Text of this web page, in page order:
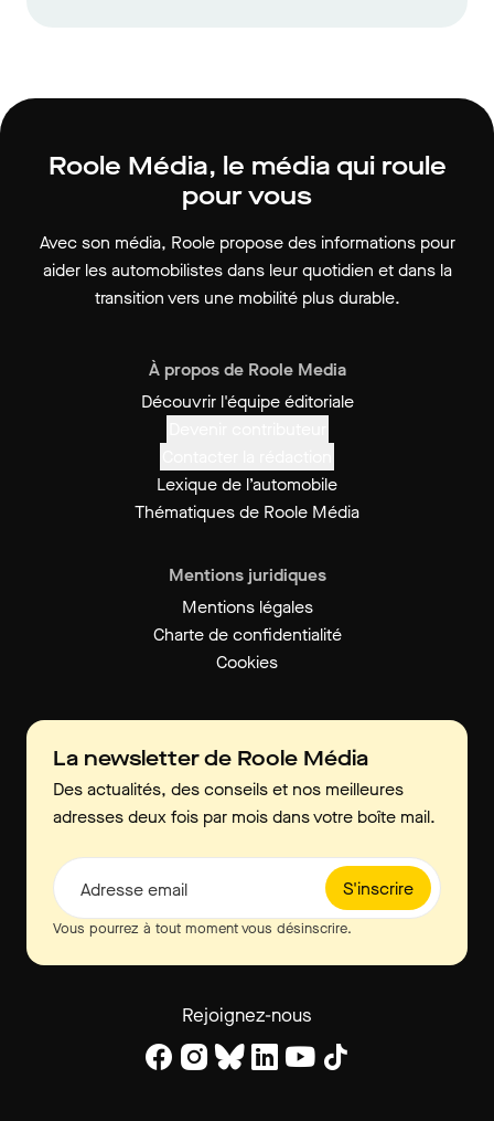
Roole Média, le média qui roule
pour vous
Avec son média, Roole propose des informations pour
aider les automobilistes dans leur quotidien et dans la
transition vers une mobilité plus durable.
À propos de Roole Media
Découvrir l'équipe éditoriale
Lexique de l’automobile
Thématiques de Roole Média
Mentions juridiques
Mentions légales
Charte de confidentialité
Cookies
La newsletter de Roole Média
Des actualités, des conseils et nos meilleures
adresses deux fois par mois dans votre boîte mail.
S'inscrire
Adresse email
Vous pourrez à tout moment vous désinscrire.
Rejoignez-nous